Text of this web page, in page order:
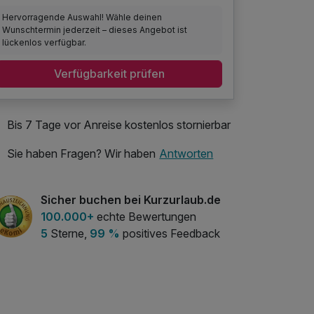
Hervorragende Auswahl! Wähle deinen
Wunschtermin jederzeit – dieses Angebot ist
lückenlos verfügbar.
Verfügbarkeit prüfen
Bis 7 Tage vor Anreise kostenlos stornierbar
Sie haben Fragen? Wir haben Antworten
Sicher buchen bei Kurzurlaub.de
100.000+ echte Bewertungen
5 Sterne, 99 % positives Feedback